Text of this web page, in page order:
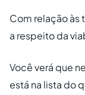
Com relação às
a respeito da
Você verá que
está na lista do